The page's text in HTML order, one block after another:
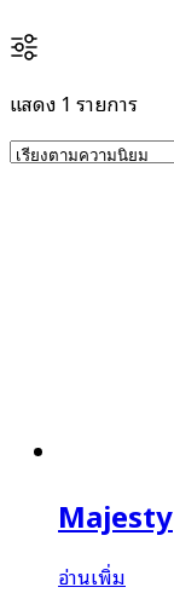
แสดง 1 รายการ
Majesty
อ่านเพิ่ม